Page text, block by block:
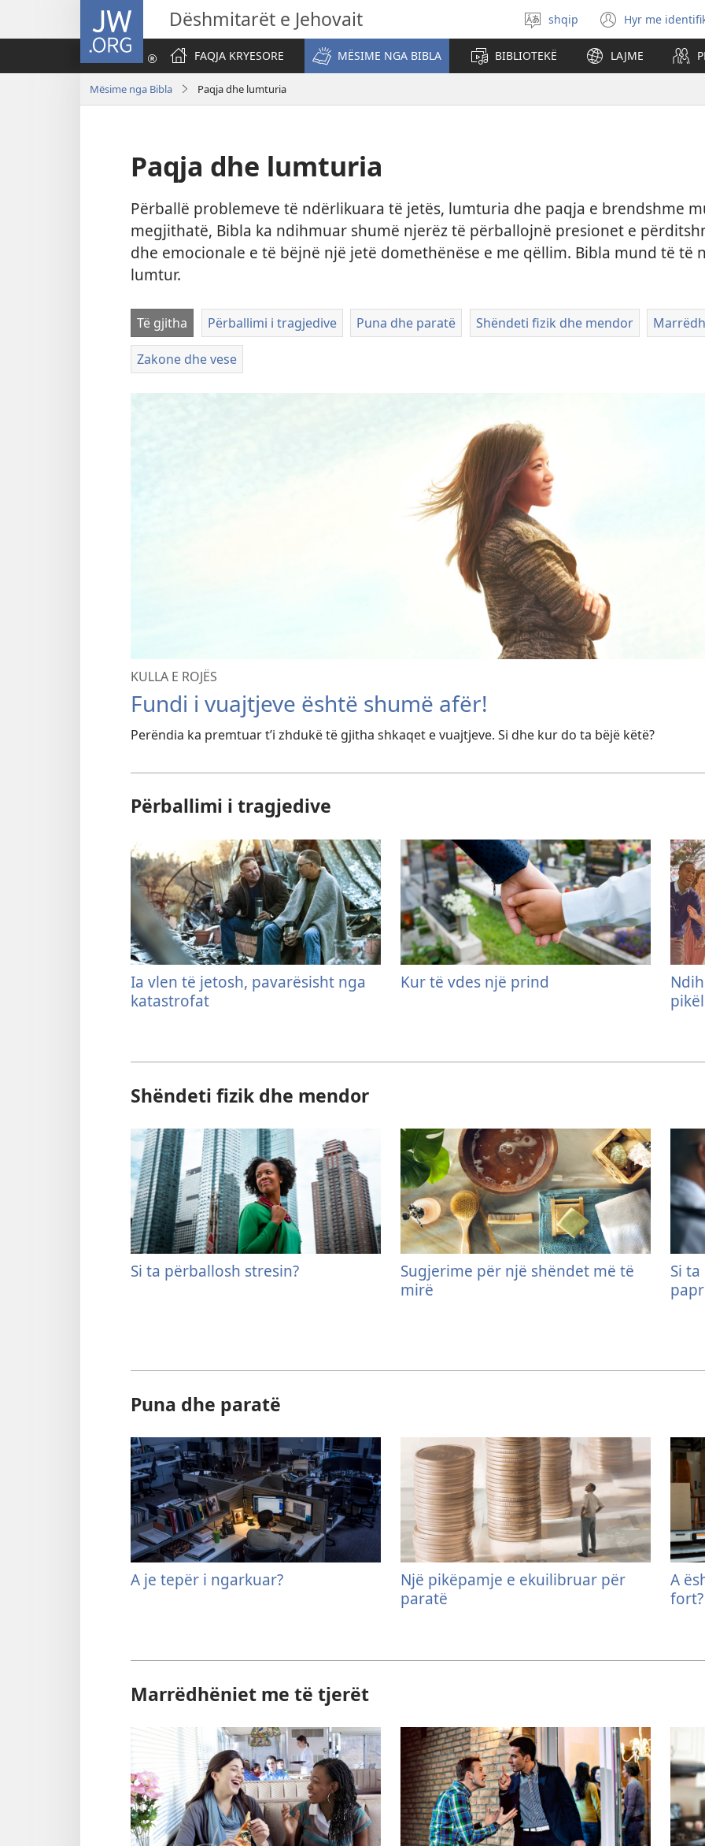
JW.ORG Dëshmitarët e Jehovait
Zgjidh
gjuhën
shqip Hyr me(hap
dritare
re)
FAQJA KRYESORE
MËSIME NGA BIBLA BIBLIOTEKË LAJME
Mësime nga Bibla Paqja dhe lumturia
Paqja dhe lumturia
Përballë problemeve të ndërlikuara të jetës, lumturia dhe paqja e brendshme
megjithatë, Bibla ka ndihmuar shumë njerëz të përballojnë presionet e
dhe emocionale e të bëjnë një jetë domethënëse e me qëllim. Bibla mund të të
lumtur.
Të gjitha Përballimi i tragjedive Puna dhe paratë Shëndeti fizik dhe mendor
Zakone dhe vese
KULLA E ROJËS
Fundi i vuajtjeve është shumë afër!
Perëndia ka premtuar t’i zhdukë të gjitha shkaqet e vuajtjeve. Si dhe kur do ta bëjë këtë?
Përballimi i tragjedive
Ia vlen të jetosh, pavarësisht nga
katastrofat
Kur të vdes një prind
Shëndeti fizik dhe mendor
Si ta përballosh stresin?
Sugjerime për një shëndet më të
mirë
Si
Puna dhe paratë
A je tepër i ngarkuar?
Një pikëpamje e ekuilibruar për
paratë
A
fort?
Marrëdhëniet me të tjerët